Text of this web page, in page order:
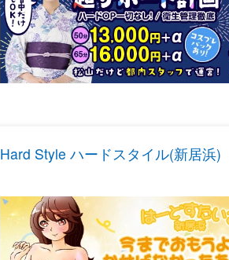
Hard Style ハードスタイル(新居浜)